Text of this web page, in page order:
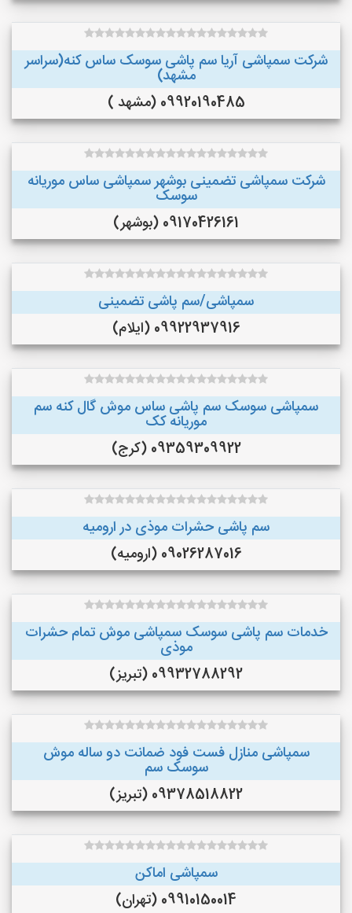
شرکت سمپاشی آریا سم پاشی سوسک ساس کنه(سراسر
مشهد)
09920190485 (مشهد )
شرکت سمپاشی تضمینی بوشهر سمپاشی ساس موریانه
سوسک
09170426161 (بوشهر)
سمپاشی/سم پاشی تضمینی
09922937916 (ایلام)
سمپاشی سوسک سم پاشی ساس موش گال کنه سم
موریانه کک
09359309922 (کرج)
سم پاشی حشرات موذی در ارومیه
09026287016 (ارومیه)
خدمات سم پاشی سوسک سمپاشی موش تمام حشرات
موذی
09932788292 (تبریز)
سمپاشی منازل فست فود ضمانت دو ساله موش
سوسک سم
09378518822 (تبریز)
سمپاشی اماکن
09910150014 (تهران)